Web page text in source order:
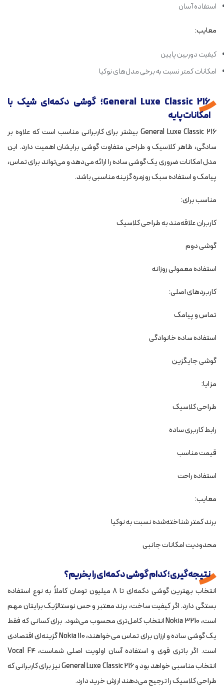
استفاده آسان
معایب:
کیفیت دوربین پایین
امکانات کمتر نسبت به برخی مدل‌های نوکیا
General Luxe Classic 216؛ گوشی دکمه‌ای شیک با
امکانات پایه
General Luxe Classic 216 بیشتر برای کاربرانی مناسب است که علاوه بر
سادگی، ظاهر کلاسیک و طراحی متفاوت گوشی برایشان اهمیت دارد. این
مدل امکانات ضروری یک گوشی ساده را ارائه می‌دهد و می‌تواند برای تماس،
پیامک و استفاده سبک روزمره گزینه مناسبی باشد.
مناسب برای:
کاربران علاقه‌مند به طراحی کلاسیک
گوشی دوم
استفاده معمولی روزانه
کاربردهای اصلی:
تماس و پیامک
استفاده ساده خانوادگی
گوشی جایگزین
مزایا:
طراحی کلاسیک
رابط کاربری ساده
قیمت مناسب
استفاده راحت
معایب:
برند کمتر شناخته‌شده نسبت به نوکیا
محدودیت امکانات جانبی
نتیجه‌گیری؛ کدام گوشی دکمه‌ای را بخریم؟
انتخاب بهترین گوشی دکمه‌ای تا ۸ میلیون تومان کاملاً به نوع استفاده
بستگی دارد. اگر کیفیت ساخت، برند معتبر و حس نوستالژیک برایتان مهم
است، Nokia 3210 انتخاب کامل‌تری محسوب می‌شود. برای کسانی که فقط
یک گوشی ساده و ارزان برای تماس می‌خواهند، Nokia 110 گزینه‌ای اقتصادی
است. اگر باتری قوی و استفاده آسان اولویت اصلی شماست، Vocal F4
انتخاب مناسبی خواهد بود و General Luxe Classic 216 نیز برای کاربرانی که
طراحی کلاسیک را ترجیح می‌دهند ارزش خرید دارد.